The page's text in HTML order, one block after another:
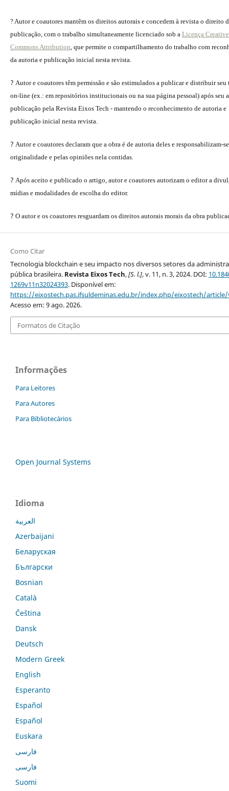
? Autor e coautores mantêm os direitos autorais e concedem à revista o direito
publicação, com o trabalho simultaneamente licenciado sob a Licença Creative
Commons Attribution , que permite o compartilhamento do trabalho com
da autoria e publicação inicial nesta revista.
? Autor e coautores têm permissão e são estimulados a publicar e distribuir seu
on-line (ex.: em repositórios institucionais ou na sua página pessoal) após seu
publicação pela Revista Eixos Tech - mantendo o reconhecimento de autoria e
publicação inicial nesta revista.
? Autor e coautores declaram que a obra é de autoria deles e responsabilizam-
originalidade e pelas opiniões nela contidas.
? Após aceito e publicado o artigo, autor e coautores autorizam o editor a
mídias e modalidades de escolha do editor.
? O autor e os coautores resguardam os direitos autorais morais da obra
Como Citar
Tecnologia blockchain e seu impacto nos diversos setores da
pública brasileira. Revista Eixos Tech,[S. l.], v. 11, n. 3, 2024. DOI:
1269v11n32024393. Disponível em:
https://eixostech.pas.ifsuldeminas.edu.br/index.php/eixostech/
Acesso em: 9 ago. 2026.
Formatos de Citação
Informações
Para Leitores
Para Autores
Para Bibliotecários
Open Journal Systems
Idioma
العربية
Azerbaijani
Беларуская
Български
Bosnian
Català
Čeština
Dansk
Deutsch
Modern Greek
English
Esperanto
Español
Español
Euskara
فارسی
فارسی
Suomi